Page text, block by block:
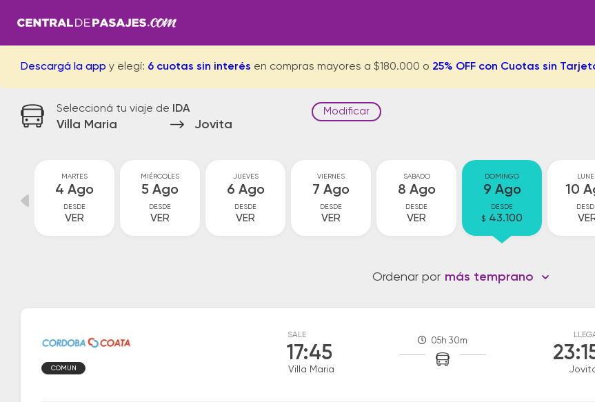
Descargá la app y elegí: 6 cuotas sin interés en compras mayores a $180.000 o 25% OFF con Cuotas sin
Seleccioná tu viaje de IDA
Villa Maria Jovita
Modificar
MARTES
4 Ago
DESDE
VER
MIÉRCOLES
5 Ago
DESDE
VER
JUEVES
6 Ago
DESDE
VER
VIERNES
7 Ago
DESDE
VER
SABADO
8 Ago
DESDE
VER
DOMINGO
9 Ago
DESDE
$ 43.100
10
Ordenar por más temprano
SALE
17:45
Villa Maria
05h 30m
COMUN